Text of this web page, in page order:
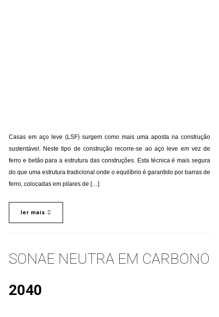
Casas em aço leve (LSF) surgem como mais uma aposta na construção
sustentável. Neste tipo de construção recorre-se ao aço leve em vez de
ferro e betão para a estrutura das construções. Esta técnica é mais segura
do que uma estrutura tradicional onde o equilíbrio é garantido por barras de
ferro, colocadas em pilares de […]
ler mais
SONAE NEUTRA EM CARBONO
2040